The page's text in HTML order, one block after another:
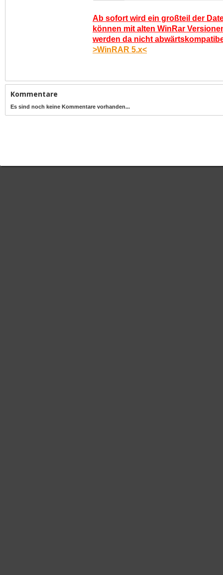
Ab sofort wird ein großteil der
können mit alten WinRar
werden da nicht
>WinRAR 5.x<
Kommentare
Es sind noch keine Kommentare vorhanden...